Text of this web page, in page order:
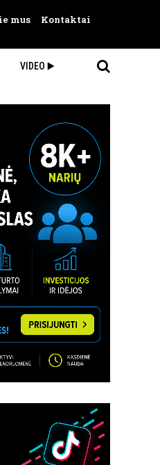
mus Kontaktai
VIDEO ▶️